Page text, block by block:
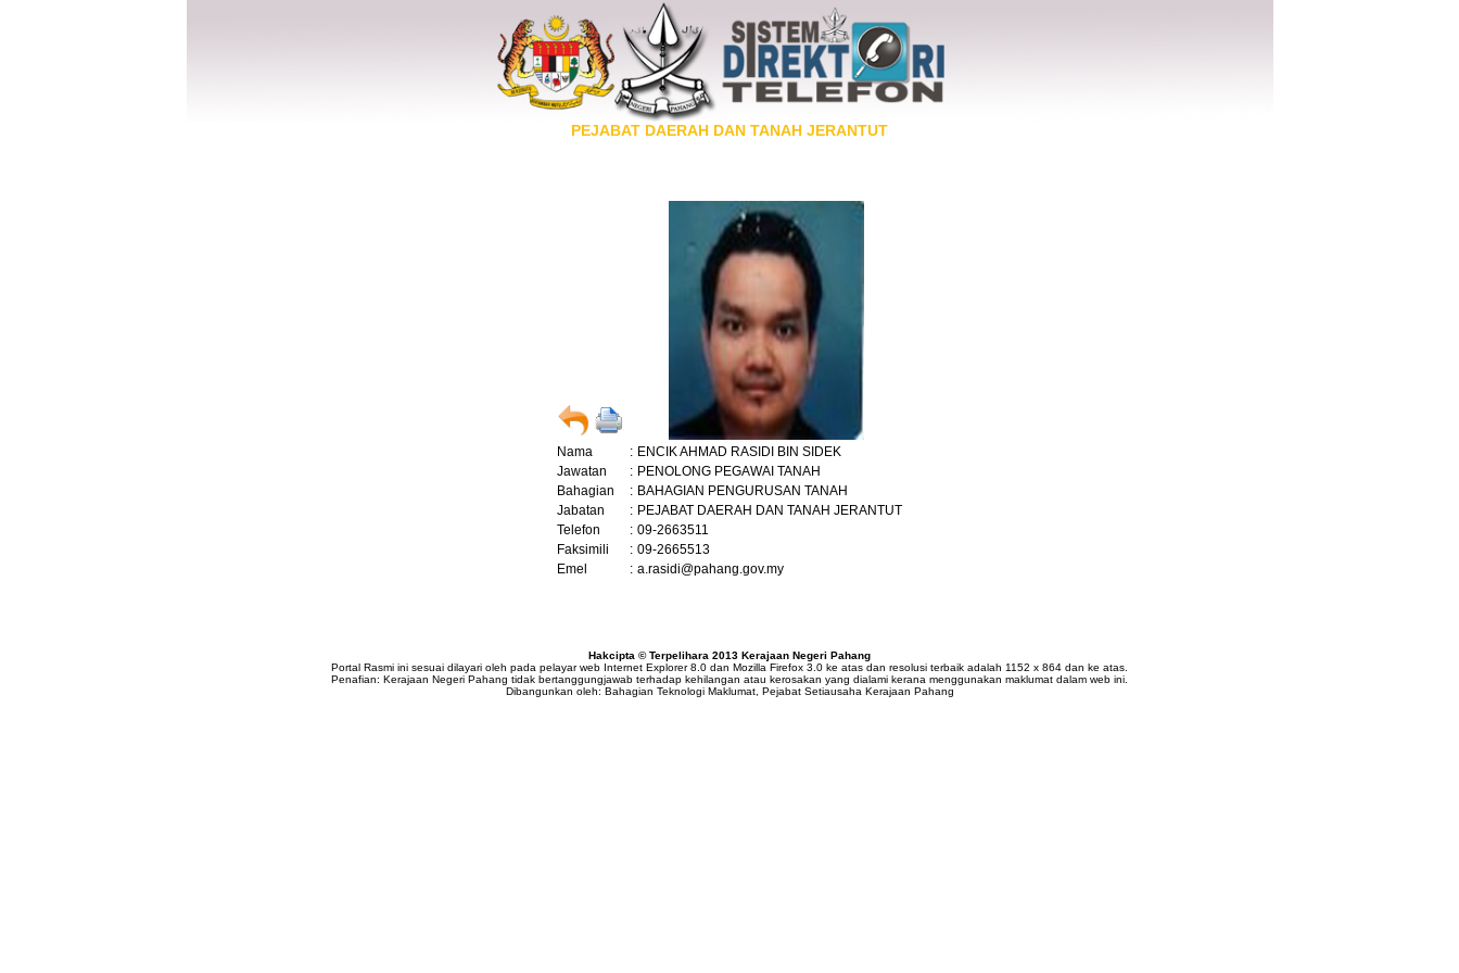
PEJABAT DAERAH DAN TANAH JERANTUT
Nama : ENCIK AHMAD RASIDI BIN SIDEK
Jawatan
: PENOLONG PEGAWAI TANAH
Bahagian
: BAHAGIAN PENGURUSAN TANAH
Jabatan
: PEJABAT DAERAH DAN TANAH JERANTUT
Telefon
: 09-2663511
Faksimili
: 09-2665513
Emel
: a.rasidi@pahang.gov.my
Hakcipta © Terpelihara 2013 Kerajaan Negeri Pahang
Portal Rasmi ini sesuai dilayari oleh pada pelayar web Internet Explorer 8.0 dan Mozilla Firefox 3.0 ke atas dan resolusi terbaik adalah 1152 x 864 dan ke atas.
Penafian: Kerajaan Negeri Pahang tidak bertanggungjawab terhadap kehilangan atau kerosakan yang dialami kerana menggunakan maklumat dalam web ini.
Dibangunkan oleh: Bahagian Teknologi Maklumat, Pejabat Setiausaha Kerajaan Pahang